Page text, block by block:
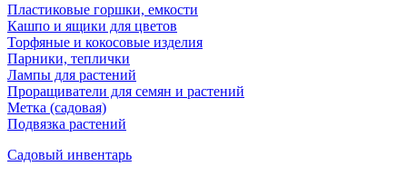
Пластиковые горшки, емкости
Кашпо и ящики для цветов
Торфяные и кокосовые изделия
Парники, теплички
Лампы для растений
Проращиватели для семян и растений
Метка (садовая)
Подвязка растений
Садовый инвентарь